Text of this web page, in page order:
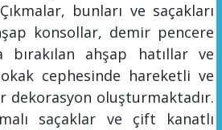
bunları ve saçakları
konsollar, demir pencere
bırakılan ahşap hatıllar ve
cephesinde hareketli ve
dekorasyon oluşturmaktadır.
saçaklar ve çift kanatlı